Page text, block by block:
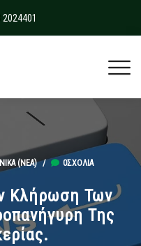
(ΝΕΑ)/ 0ΣΧΌΛΙΑ
Κλήρωση Των
Της